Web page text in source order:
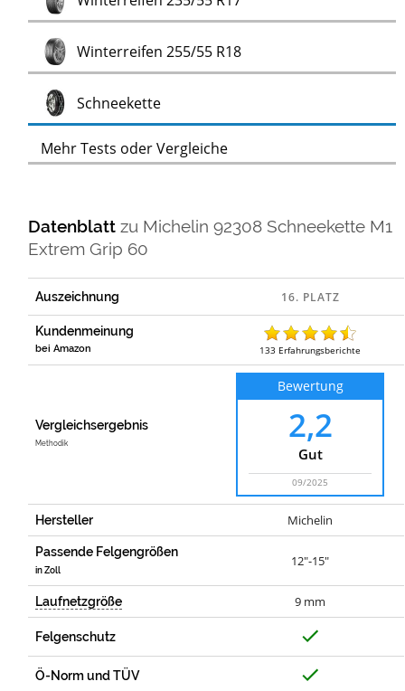
Winterreifen 255/55 R18Test
SchneeketteTest
Mehr Tests oder Vergleiche
Datenblattzu Michelin 92308 Schneekette M1
Extrem Grip 60
Auszeichnung
Kundenmeinung
bei Amazon 133 Erfahrungsberichte
Vergleichsergebnis
Methodik
Bewertung
2,2
Gut
09/2025
Hersteller Michelin
Passende Felgengrößen
in Zoll
12"-15"
Laufnetzgröße 9 mm
Felgenschutz
Ö-Norm und TÜV